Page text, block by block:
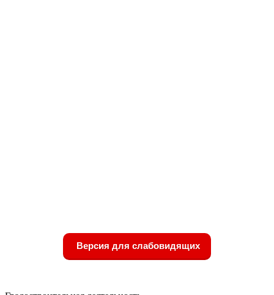
Версия для слабовидящих